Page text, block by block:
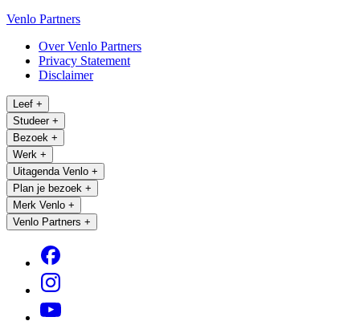
Venlo Partners
Over Venlo Partners
Privacy Statement
Disclaimer
Leef +
Studeer +
Bezoek +
Werk +
Uitagenda Venlo +
Plan je bezoek +
Merk Venlo +
Venlo Partners +